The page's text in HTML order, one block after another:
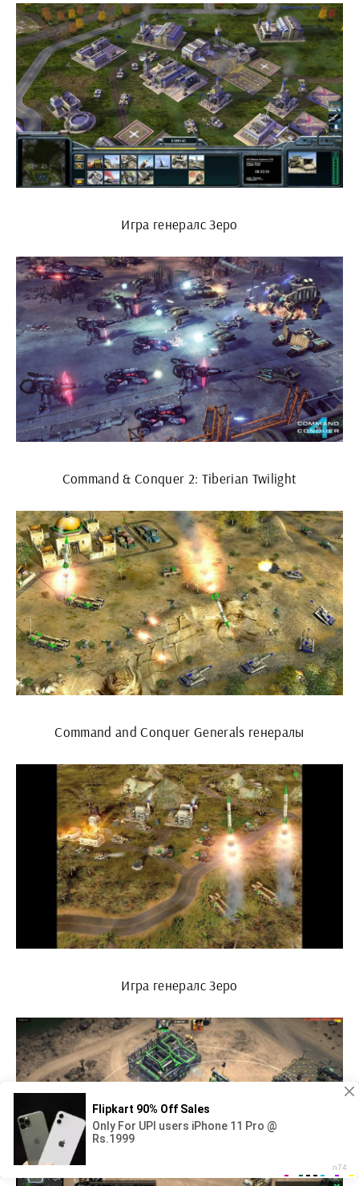
Игра генералс Зеро
Command & Conquer 2: Tiberian Twilight
Command and Conquer Generals генералы
Игра генералс Зеро